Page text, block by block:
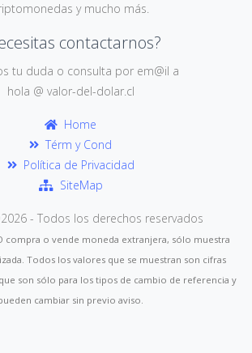
y mucho más.
contactarnos?
tu duda o consulta por em@il a
hola @ valor-del-dolar.cl
Home
Térm y Cond
Política de Privacidad
SiteMap
2026 - Todos los derechos reservados
compra o vende moneda extranjera, sólo muestra
Todos los valores que se muestran son cifras
son sólo para los tipos de cambio de referencia y
cambiar sin previo aviso.